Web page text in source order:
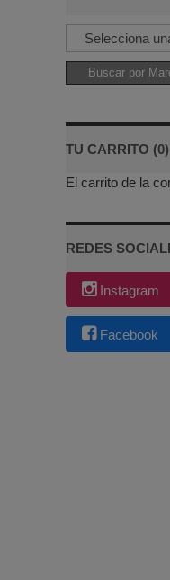
TU CARRITO (0)
El carrito de la
REDES
Instagram
Facebook